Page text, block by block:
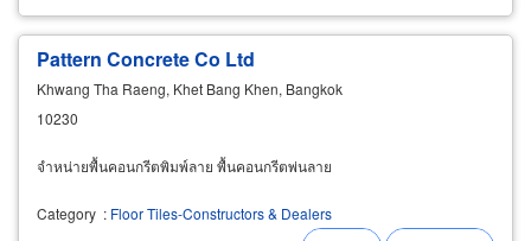
Pattern Concrete Co Ltd
Khwang Tha Raeng, Khet Bang Khen, Bangkok
10230
จำหน่ายพื้นคอนกรีตพิมพ์ลาย พื้นคอนกรีตพ่นลาย
Category : Floor Tiles-Constructors & Dealers